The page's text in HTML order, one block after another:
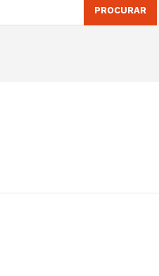
PROCURAR